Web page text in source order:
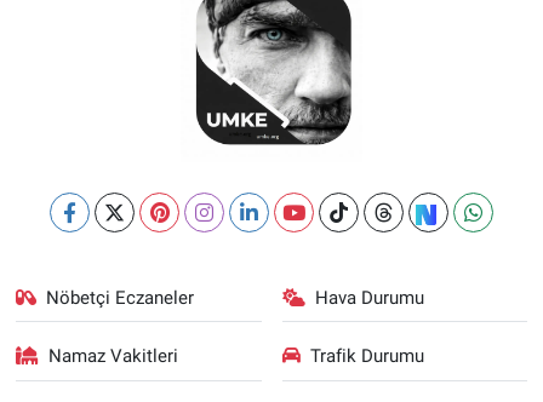
Nöbetçi Eczaneler Hava Durumu
Namaz Vakitleri Trafik Durumu